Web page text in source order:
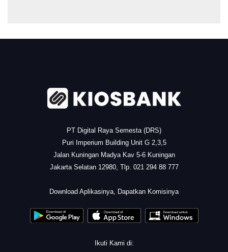
PT Digital Raya Semesta (DRS)
Puri Imperium Building Unit G 2,3,5
Jalan Kuningan Madya Kav 5-6 Kuningan
Jakarta Selatan 12980, Tlp. 021 294 88 777
Download Aplikasinya, Dapatkan Komisinya
Ikuti Kami di: